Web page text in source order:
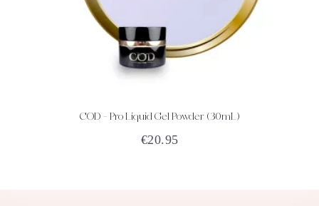
ACHETEZ DÉTAILS
COD – Pro Liquid Gel Powder (30mL)
€20.95